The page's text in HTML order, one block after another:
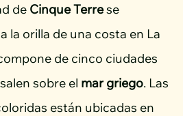
de Cinque Terrese
la orilla de una costa en La
de cinco ciudades
sobre el mar griego. Las
están ubicadas en